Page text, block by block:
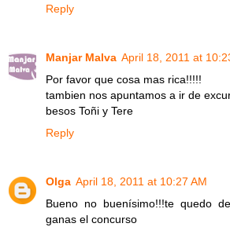
Reply
Manjar Malva April 18, 2011 at
Por favor que cosa mas rica!!!!!
tambien nos apuntamos a ir de
besos Toñi y Tere
Reply
Olga April 18, 2011 at 10:27 AM
Bueno no buenísimo!!!te quedo
ganas el concurso